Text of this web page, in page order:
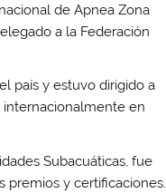
de Apnea Zona
a la Federación
país y estuvo dirigido a
internacionalmente en
Subacuáticas, fue
premios y certificaciones.